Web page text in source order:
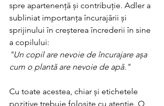
spre apartenență și contribuție. Adler a
subliniat importanța încurajării și
sprijinului în creșterea încrederii în sine
a copilului:
"Un copil are nevoie de încurajare așa
cum o plantă are nevoie de apă."
Cu toate acestea, chiar și etichetele
pozitive trebuie folosite cu atenție. O